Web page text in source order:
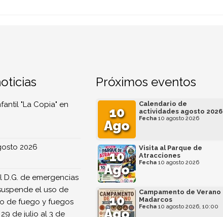
"La Copia" en
2026
de emergencias
el uso de
de fuego y fuegos
de julio al 3 de
Próximos eventos
10
Ago
Calendario de
actividades agosto 2026
Fecha 10 agosto 2026
10
Ago
Visita al Parque de
Atracciones
Fecha 10 agosto 2026
10
Campamento de Verano
Madarcos
Fecha 10 agosto 2026, 10:00